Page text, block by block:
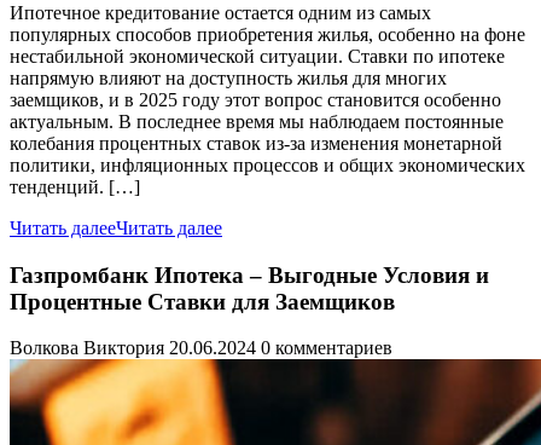
Ипотечное кредитование остается одним из самых
популярных способов приобретения жилья, особенно на фоне
нестабильной экономической ситуации. Ставки по ипотеке
напрямую влияют на доступность жилья для многих
заемщиков, и в 2025 году этот вопрос становится особенно
актуальным. В последнее время мы наблюдаем постоянные
колебания процентных ставок из-за изменения монетарной
политики, инфляционных процессов и общих экономических
тенденций. […]
Читать далееЧитать далее
Газпромбанк Ипотека – Выгодные Условия и
Процентные Ставки для Заемщиков
Волкова Виктория 20.06.2024 0 комментариев